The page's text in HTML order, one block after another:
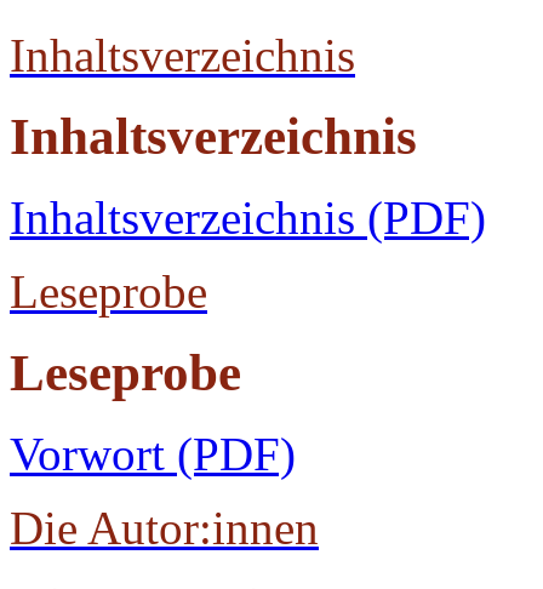
Inhaltsverzeichnis
Inhaltsverzeichnis
Inhaltsverzeichnis (PDF)
Leseprobe
Leseprobe
Vorwort (PDF)
Die Autor:innen